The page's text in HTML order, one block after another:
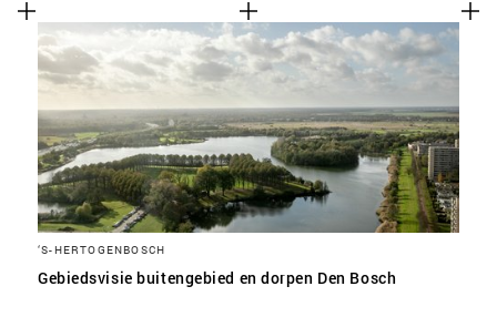
‘S-HERTOGENBOSCH
Gebiedsvisie buitengebied en dorpen Den Bosch